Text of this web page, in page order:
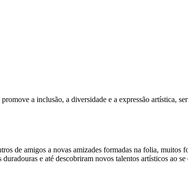
a inclusão, a diversidade e a expressão artística,
de amigos a novas amizades formadas na folia, muitos
e até descobriram novos talentos artísticos ao